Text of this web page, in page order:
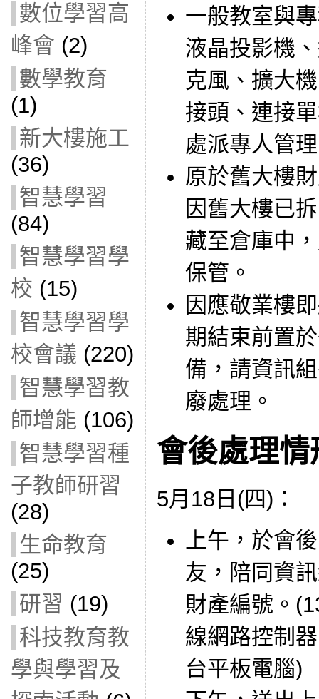
數位學習高
峰會 (2)
數學教育
(1)
新大樓施工
(36)
智慧學習
(84)
智慧學習學
校 (15)
智慧學習學
校會議 (220)
智慧學習教
師增能 (106)
智慧學習種
子教師研習
(28)
生命教育
(25)
研習 (19)
科技教育教
學與學習及
一般教室與
液晶投影機
克風、擴大
接頭、連接
處派專人管
原於舊大樓
因舊大樓已
藏至倉庫中
保管。
因應敬業樓
期結束前置
備，請資訊
廢處理。
會後處理情
5月18日(四)：
上午，於會
友，陪同資
財產編號。
線網路控制
台平板電腦)